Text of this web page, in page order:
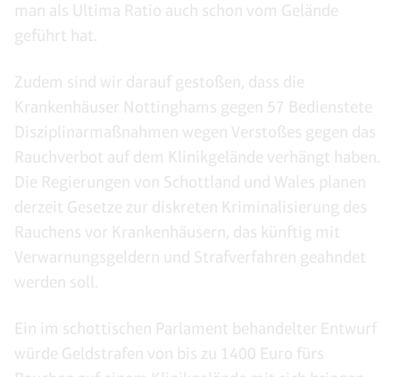
man als Ultima Ratio auch schon vom Gelände
geführt hat.
Zudem sind wir darauf gestoßen, dass die
Krankenhäuser Nottinghams gegen 57 Bedienstete
Disziplinarmaßnahmen wegen Verstoßes gegen das
Rauchverbot auf dem Klinikgelände verhängt haben.
Die Regierungen von Schottland und Wales planen
derzeit Gesetze zur diskreten Kriminalisierung des
Rauchens vor Krankenhäusern, das künftig mit
Verwarnungsgeldern und Strafverfahren geahndet
werden soll.
Ein im schottischen Parlament behandelter Entwurf
würde Geldstrafen von bis zu 1400 Euro fürs